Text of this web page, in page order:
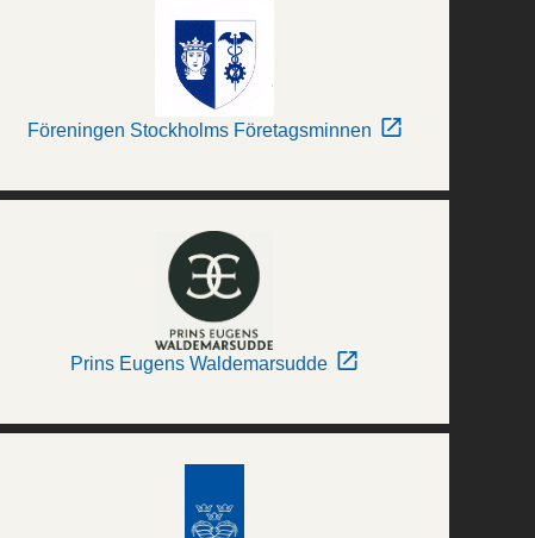
Föreningen Stockholms Företagsminnen
Prins Eugens Waldemarsudde